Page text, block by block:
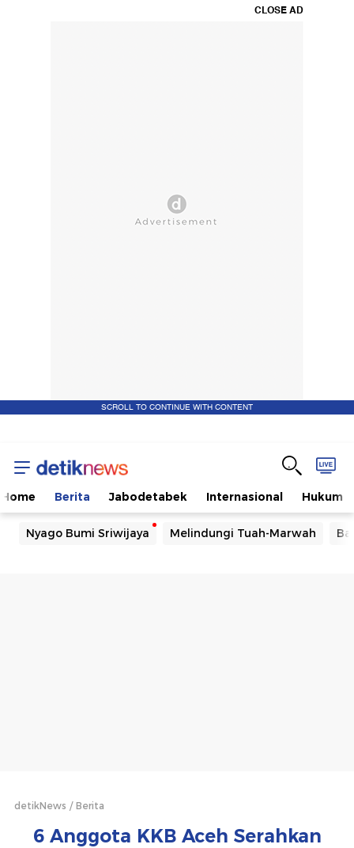
CLOSE AD
SCROLL TO CONTINUE WITH CONTENT
Home Berita Jabodetabek Internasional Hukum
Nyago Bumi Sriwijaya Melindungi Tuah-Marwah
detikNews Berita
6 Anggota KKB Aceh Serahkan